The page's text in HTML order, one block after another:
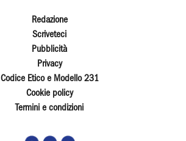
Redazione
Scriveteci
Pubblicità
Privacy
Codice Etico e Modello 231
Cookie policy
Termini e condizioni